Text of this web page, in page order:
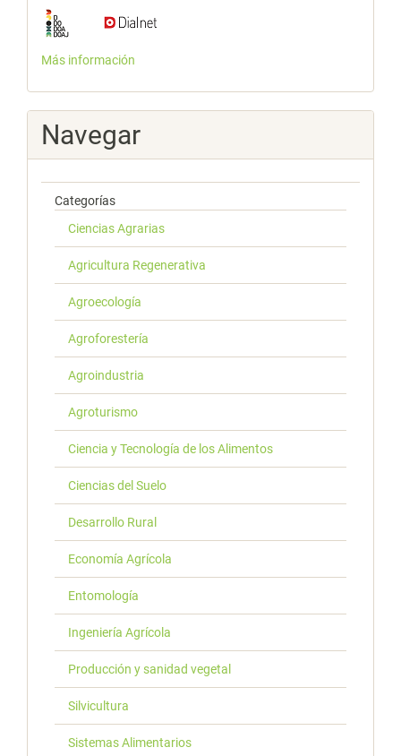
Más información
Navegar
Categorías
Ciencias Agrarias
Agricultura Regenerativa
Agroecología
Agroforestería
Agroindustria
Agroturismo
Ciencia y Tecnología de los Alimentos
Ciencias del Suelo
Desarrollo Rural
Economía Agrícola
Entomología
Ingeniería Agrícola
Producción y sanidad vegetal
Silvicultura
Sistemas Alimentarios